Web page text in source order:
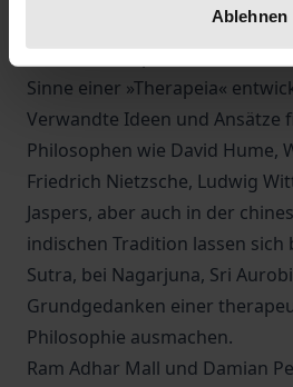
Ablehnen
Transformation durch geistige
Sinne einer »Therapeia«
Verwandte Ideen und Ansätze
Philosophen wie David Hume,
Friedrich Nietzsche, Ludwig
Jaspers, aber auch in der
indischen Tradition lassen sich
Sutra, bei Nagarjuna, Sri
Grundgedanken einer
Philosophie ausmachen.
Ram Adhar Mall und Damian